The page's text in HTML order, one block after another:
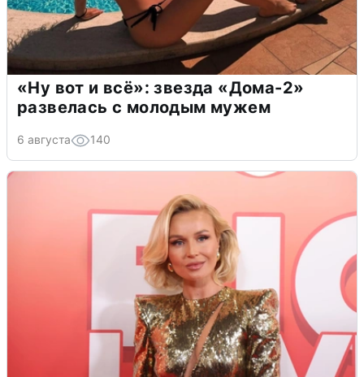
«Ну вот и всё»: звезда «Дома-2»
развелась с молодым мужем
6 августа 140